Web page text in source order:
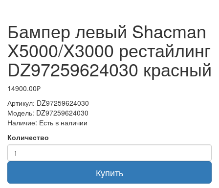
Бампер левый Shacman
X5000/X3000 рестайлинг
DZ97259624030 красный
14900.00₽
Артикул: DZ97259624030
Модель: DZ97259624030
Наличие: Есть в наличии
Количество
Купить